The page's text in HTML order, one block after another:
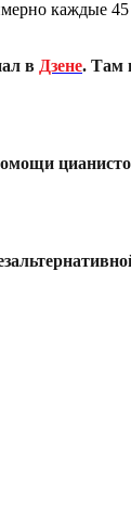
каждые 45
в Дзене. Там